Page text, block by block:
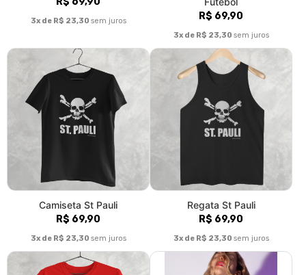
3x de R$ 23,30 sem juros
R$ 69,90
3x de R$ 23,30 sem juros
Camiseta St Pauli
R$ 69,90
3x de R$ 23,30 sem juros
Regata St Pauli
R$ 69,90
3x de R$ 23,30 sem juros